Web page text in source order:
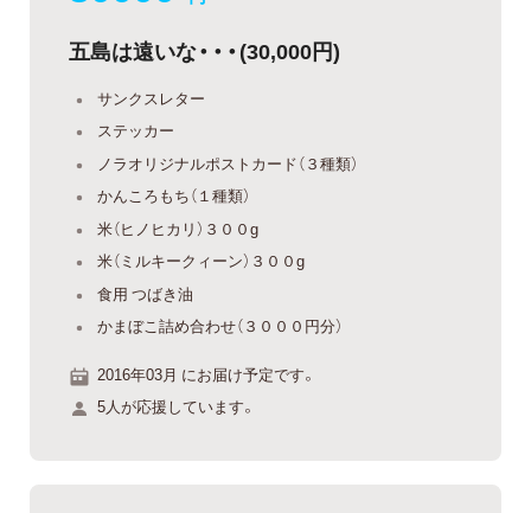
五島は遠いな・・・(30,000円)
サンクスレター
ステッカー
ノラオリジナルポストカード（３種類）
かんころもち（１種類）
米（ヒノヒカリ）３００g
米（ミルキークィーン）３００g
食用 つばき油
かまぼこ詰め合わせ（３０００円分）
2016年03月 にお届け予定です。
5人が応援しています。